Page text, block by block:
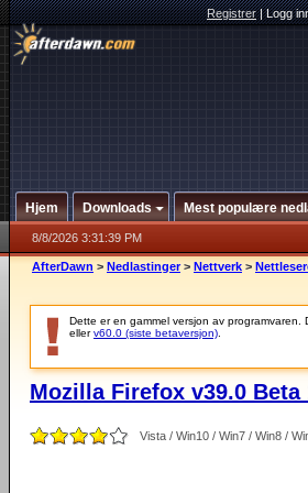
Registrer|Logg
Hjem Downloads Mest populære
8/8/2026 3:31:39 PM
AfterDawn > Nedlastinger > Nettverk >
Dette er en gammel versjon av programvaren.
ellerv60.0 (siste betaversjon)
Mozilla Firefox v39.0 Beta
Vista / Win10 / Win7 / Win8 /